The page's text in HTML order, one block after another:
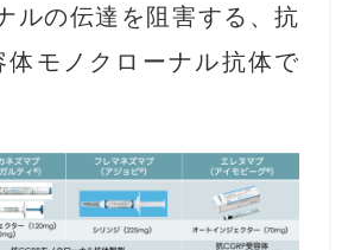
ルの伝達を阻害する、抗
体モノクローナル抗体で